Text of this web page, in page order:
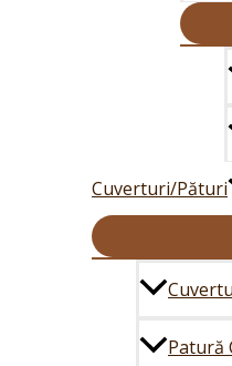
Cuverturi/Pături
Patură